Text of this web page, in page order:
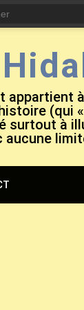
appartient
(qui
surtout à
aucune